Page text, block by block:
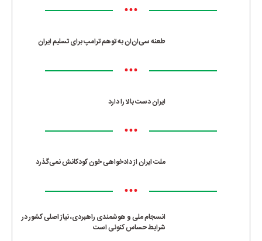
•••
طعنه سی‌ان‌ان به توهم ترامپ برای تسلیم ایران
•••
ایران دست بالا را دارد
•••
ملت ایران از دادخواهی خون کودکانش نمی‌گذرد
•••
انسجام ملی و هوشمندی راهبردی، نیاز اصلی کشور در
شرایط حساس کنونی است